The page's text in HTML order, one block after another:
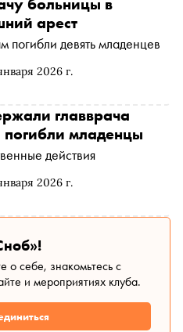
2026 г.
арест
погибли девять младенцев
2026 г.
главврача
младенцы
действия
о себе, знакомьтесь с
и мероприятиях клуба.